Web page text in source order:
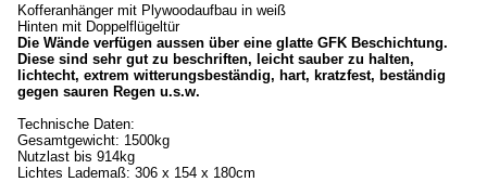
Kofferanhänger mit Plywoodaufbau in weiß
Hinten mit Doppelflügeltür
Die Wände verfügen aussen über eine glatte GFK Beschichtung.
Diese sind sehr gut zu beschriften, leicht sauber zu halten,
lichtecht, extrem witterungsbeständig, hart, kratzfest, beständig
gegen sauren Regen u.s.w.
Technische Daten:
Gesamtgewicht: 1500kg
Nutzlast bis 914kg
Lichtes Lademaß: 306 x 154 x 180cm